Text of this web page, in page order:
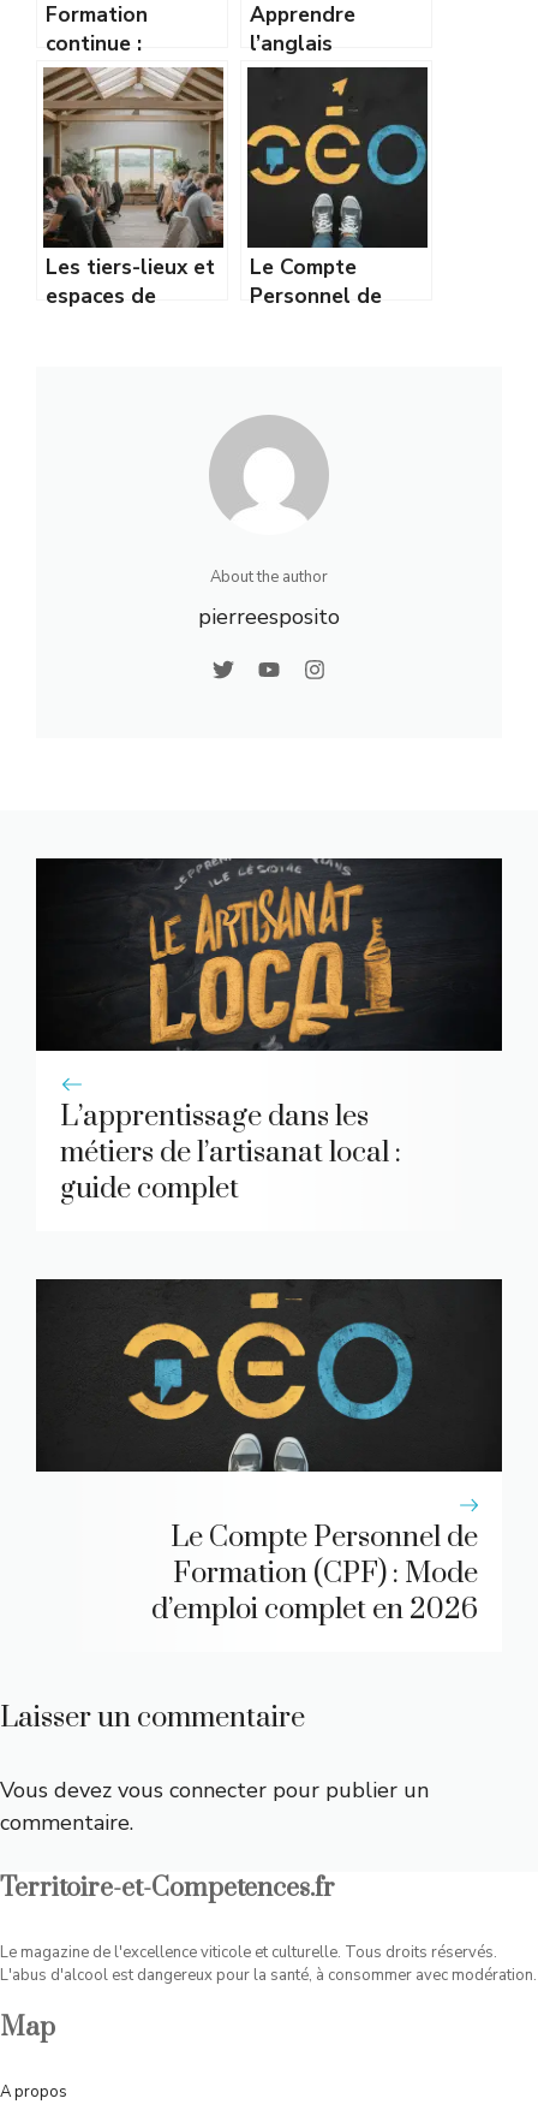
Formation
continue :
comment rester
compétitif sur le
marché du travail
?
Apprendre
l’anglais
professionnel :
les meilleures
méthodes
financées
Les tiers-lieux et
espaces de
Le Compte
Personnel de
About the author
pierreesposito
L’apprentissage dans les
métiers de l’artisanat local :
guide complet
Le Compte Personnel de
Formation (CPF) : Mode
d’emploi complet en 2026
Laisser un commentaire
Vous devez vous connecter pour publier un
commentaire.
Territoire-et-Competences.fr
Le magazine de l'excellence viticole et culturelle. Tous droits réservés.
L'abus d'alcool est dangereux pour la santé, à consommer avec modération.
Map
Apropos